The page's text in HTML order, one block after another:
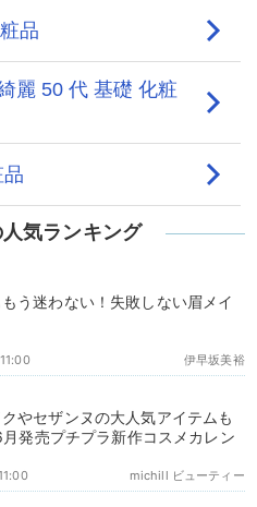
気ランキング
う迷わない！失敗しない眉メイ
伊早坂美裕
やセザンヌの大人気アイテムも
発売プチプラ新作コスメカレン
michill ビューティー